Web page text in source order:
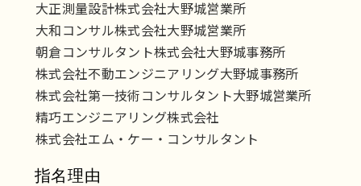
大正測量設計株式会社大野城営業所
大和コンサル株式会社大野城営業所
朝倉コンサルタント株式会社大野城事務所
株式会社不動エンジニアリング大野城事務所
株式会社第一技術コンサルタント大野城営業所
精巧エンジニアリング株式会社
株式会社エム・ケー・コンサルタント
指名理由